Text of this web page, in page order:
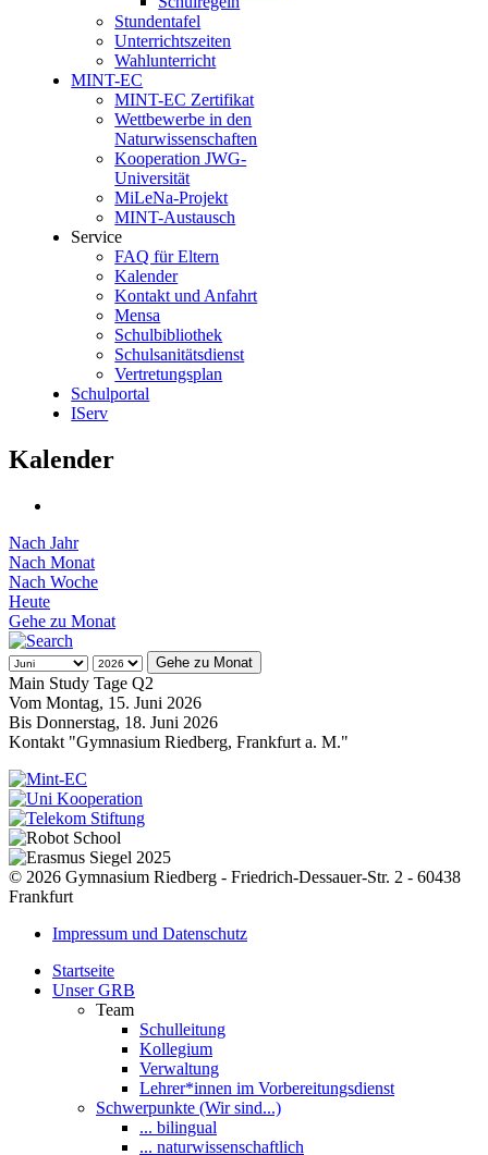
Stundentafel
Unterrichtszeiten
Wahlunterricht
MINT-EC
MINT-EC Zertifikat
Wettbewerbe in den
Naturwissenschaften
Kooperation JWG-
Universität
MiLeNa-Projekt
MINT-Austausch
Service
FAQ für Eltern
Kalender
Kontakt und Anfahrt
Mensa
Schulbibliothek
Schulsanitätsdienst
Vertretungsplan
Schulportal
IServ
Kalender
Nach Jahr
Nach Monat
Nach Woche
Heute
Gehe zu Monat
Gehe zu Monat
Main Study Tage Q2
Vom Montag, 15. Juni 2026
Bis Donnerstag, 18. Juni 2026
Kontakt "Gymnasium Riedberg, Frankfurt a. M."
© 2026 Gymnasium Riedberg - Friedrich-Dessauer-Str. 2 - 60438
Frankfurt
Impressum und Datenschutz
Startseite
Unser GRB
Team
Schulleitung
Kollegium
Verwaltung
Lehrer*innen im Vorbereitungsdienst
Schwerpunkte (Wir sind...)
... bilingual
... naturwissenschaftlich